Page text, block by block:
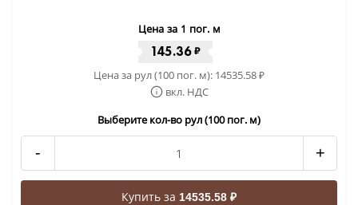
Цена за 1 пог. м
145.36 ₽
Цена за рул (100 пог. м): 14535.58₽
вкл. НДС
Выберите кол-во рул (100 пог. м)
- +
Купить за 14535.58 ₽